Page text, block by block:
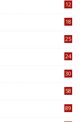
12
18
25
24
30
58
89